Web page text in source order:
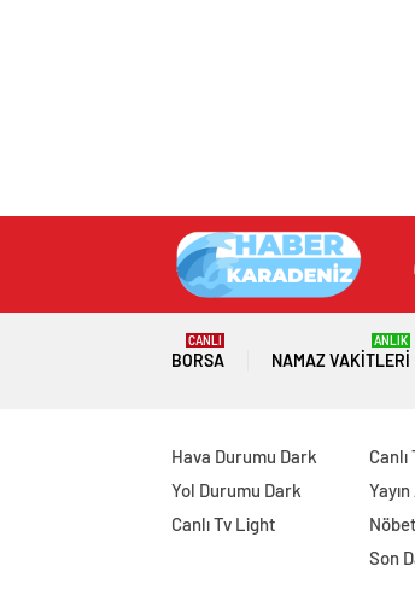
BORSA
CANLI
NAMAZ VAKITLERI
ANLIK
Hava Durumu Dark
Yol Durumu Dark
Canlı Tv Light
Canlı
Son